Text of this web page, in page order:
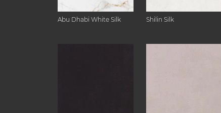
Abu Dhabi White Silk Shilin Silk